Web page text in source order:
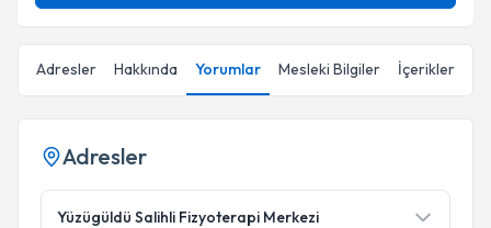
Adresler Hakkında Yorumlar Mesleki Bilgiler İçerikler
Adresler
Yüzügüldü Salihli Fizyoterapi Merkezi